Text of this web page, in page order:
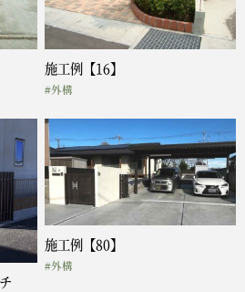
施工例【16】
#外構
施工例【80】
#外構